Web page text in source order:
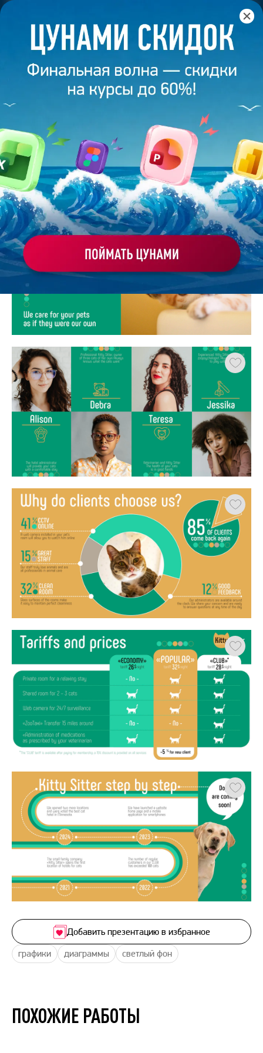
Главная /Банк слайдов / Презентация 555 – Наталья К.
ПРЕЗЕНТАЦИЯ 555 - НАТАЛЬЯ К.
Моё избранное
Работа
студента
ХОЧУ ЗАКАЗАТЬ ТАКУЮ ПРЕЗЕНТАЦИЮ
графики диаграммы светлый фон
Добавить презентацию в избранное
ПОХОЖИЕ РАБОТЫ